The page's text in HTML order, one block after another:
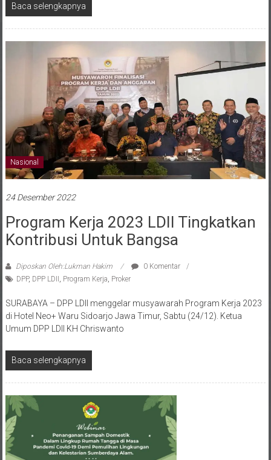
Baca selengkapnya
Nasional
24 Desember 2022
Program Kerja 2023 LDII Tingkatkan
Kontribusi Untuk Bangsa
Diposkan Oleh:Lukman Hakim
0 Komentar
DPP, DPP LDII Program Kerja Proker
SURABAYA – DPP LDII menggelar musyawarah Program Kerja 2023
di Hotel Neo+ Waru Sidoarjo Jawa Timur, Sabtu (24/12). Ketua
Umum DPP LDII KH Chriswanto
Baca selengkapnya